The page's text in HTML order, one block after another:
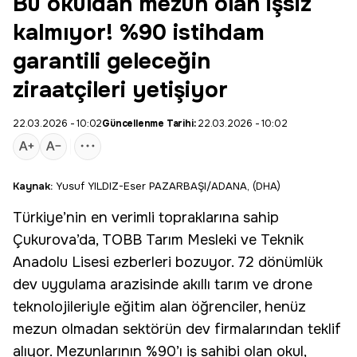
kalmıyor! %90 istihdam
garantili geleceğin
ziraatçileri yetişiyor
22.03.2026 - 10:02Güncellenme Tarihi:22.03.2026 - 10:02
Kaynak: Yusuf YILDIZ-Eser PAZARBAŞI/ADANA, (DHA)
Türkiye’nin en verimli topraklarına sahip
Çukurova’da, TOBB Tarım Mesleki ve Teknik
Anadolu Lisesi ezberleri bozuyor. 72 dönümlük
dev uygulama arazisinde akıllı tarım ve drone
teknolojileriyle eğitim alan öğrenciler, henüz
mezun olmadan sektörün dev firmalarından teklif
alıyor. Mezunlarının %90’ı iş sahibi olan okul,